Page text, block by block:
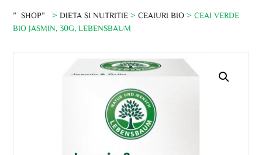
”SHOP” >DIETA SI NUTRITIE >CEAIURI BIO > CEAI VERDE
BIO JASMIN, 30G, LEBENSBAUM